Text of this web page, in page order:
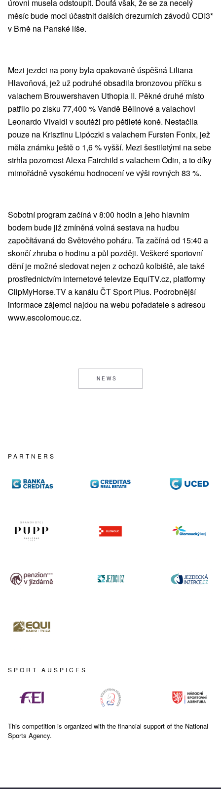
úrovni musela odstoupit. Doufá však, že se za necelý
měsíc bude moci účastnit dalších drezurních závodů CDI3*
v Brně na Panské líše.
Mezi jezdci na pony byla opakovaně úspěšná Liliana
Hlavoňová, jež už podruhé obsadila bronzovou příčku s
valachem Brouwershaven Uthopia II. Pěkné druhé místo
patřilo po zisku 77,400 % Vandě Bělinové a valachovi
Leonardo Vivaldi v soutěži pro pětileté koně. Nestačila
pouze na Krisztinu Lipóczki s valachem Fursten Fonix, jež
měla známku ještě o 1,6 % vyšší. Mezi šestiletými na sebe
strhla pozornost Alexa Fairchild s valachem Odin, a to díky
mimořádně vysokému hodnocení ve výši rovných 83 %.
Sobotní program začíná v 8:00 hodin a jeho hlavním
bodem bude již zmíněná volná sestava na hudbu
započítávaná do Světového poháru. Ta začíná od 15:40 a
skončí zhruba o hodinu a půl později. Veškeré sportovní
dění je možné sledovat nejen z ochozů kolbiště, ale také
prostřednictvím internetové televize EquiTV.cz, platformy
ClipMyHorse.TV a kanálu ČT Sport Plus. Podrobnější
informace zájemci najdou na webu pořadatele s adresou
www.escolomouc.cz.
NEWS
PARTNERS
SPORT AUSPICES
This competition is organized with the financial support of the National
Sports Agency.